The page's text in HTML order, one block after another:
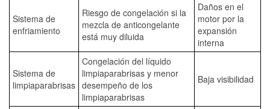
Sistema de
enfriamiento
Riesgo de congelación si la
mezcla de anticongelante
está muy diluida
Daños en el
motor por la
expansión
interna
Sistema de
limpiaparabrisas
Congelación del líquido
limpiaparabrisas y menor
desempeño de los
limpiaparabrisas
Baja visibilidad